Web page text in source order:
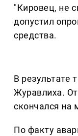
"Кировец, не
допустил
средства.
В результате
Журавлиха.
скончался на
По факту